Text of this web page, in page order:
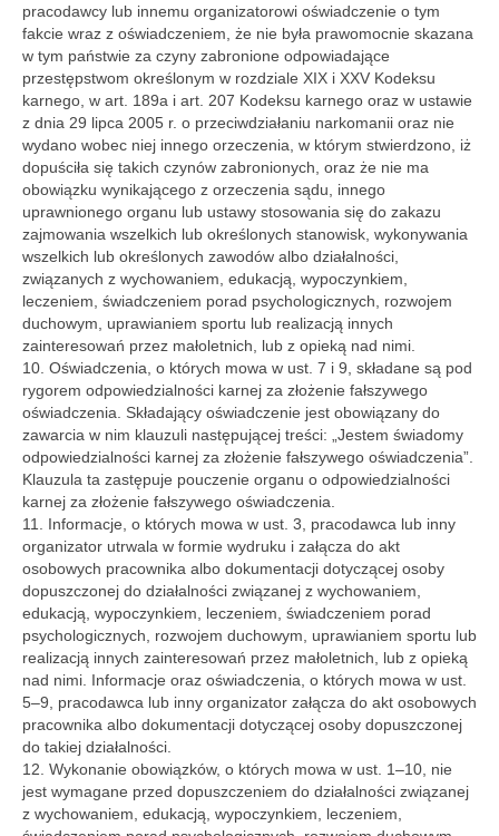
pracodawcy lub innemu organizatorowi oświadczenie o tym
fakcie wraz z oświadczeniem, że nie była prawomocnie skazana
w tym państwie za czyny zabronione odpowiadające
przestępstwom określonym w rozdziale XIX i XXV Kodeksu
karnego, w art. 189a i art. 207 Kodeksu karnego oraz w ustawie
z dnia 29 lipca 2005 r. o przeciwdziałaniu narkomanii oraz nie
wydano wobec niej innego orzeczenia, w którym stwierdzono, iż
dopuściła się takich czynów zabronionych, oraz że nie ma
obowiązku wynikającego z orzeczenia sądu, innego
uprawnionego organu lub ustawy stosowania się do zakazu
zajmowania wszelkich lub określonych stanowisk, wykonywania
wszelkich lub określonych zawodów albo działalności,
związanych z wychowaniem, edukacją, wypoczynkiem,
leczeniem, świadczeniem porad psychologicznych, rozwojem
duchowym, uprawianiem sportu lub realizacją innych
zainteresowań przez małoletnich, lub z opieką nad nimi.
10. Oświadczenia, o których mowa w ust. 7 i 9, składane są pod
rygorem odpowiedzialności karnej za złożenie fałszywego
oświadczenia. Składający oświadczenie jest obowiązany do
zawarcia w nim klauzuli następującej treści: „Jestem świadomy
odpowiedzialności karnej za złożenie fałszywego oświadczenia”.
Klauzula ta zastępuje pouczenie organu o odpowiedzialności
karnej za złożenie fałszywego oświadczenia.
11. Informacje, o których mowa w ust. 3, pracodawca lub inny
organizator utrwala w formie wydruku i załącza do akt
osobowych pracownika albo dokumentacji dotyczącej osoby
dopuszczonej do działalności związanej z wychowaniem,
edukacją, wypoczynkiem, leczeniem, świadczeniem porad
psychologicznych, rozwojem duchowym, uprawianiem sportu lub
realizacją innych zainteresowań przez małoletnich, lub z opieką
nad nimi. Informacje oraz oświadczenia, o których mowa w ust.
5–9, pracodawca lub inny organizator załącza do akt osobowych
pracownika albo dokumentacji dotyczącej osoby dopuszczonej
do takiej działalności.
12. Wykonanie obowiązków, o których mowa w ust. 1–10, nie
jest wymagane przed dopuszczeniem do działalności związanej
z wychowaniem, edukacją, wypoczynkiem, leczeniem,